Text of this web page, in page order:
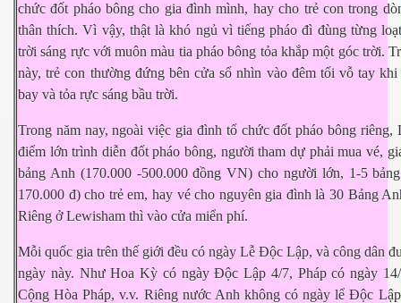
chức đốt pháo bông cho gia đình mình, hay cho trẻ con trong
thân thích. Vì vậy, thật là khó ngủ vì tiếng pháo đì đùng từng
trời sáng rực với muôn màu tia pháo bông tỏa khắp một góc trời.
này, trẻ con thường đứng bên cửa sổ nhìn vào đêm tối vỗ tay
bay và tỏa rực sáng bầu trời.
Trong năm nay, ngoài việc gia đình tổ chức đốt pháo bông riêng,
điểm lớn trình diễn đốt pháo bông, người tham dự phải mua vé,
bảng Anh (170.000 -500.000 đồng VN) cho người lớn, 1-5
170.000 đ) cho trẻ em, hay vé cho nguyên gia đình là 30 Bảng
Riêng ở Lewisham thì vào cửa miển phí.
Mỗi quốc gia trên thế giới đều có ngày Lễ Độc Lập, và công dân
ngày này. Như Hoa Kỳ có ngày Độc Lập 4/7, Pháp có ngày
Cộng Hòa Pháp, v.v. Riêng nước Anh không có ngày lể Độc
5